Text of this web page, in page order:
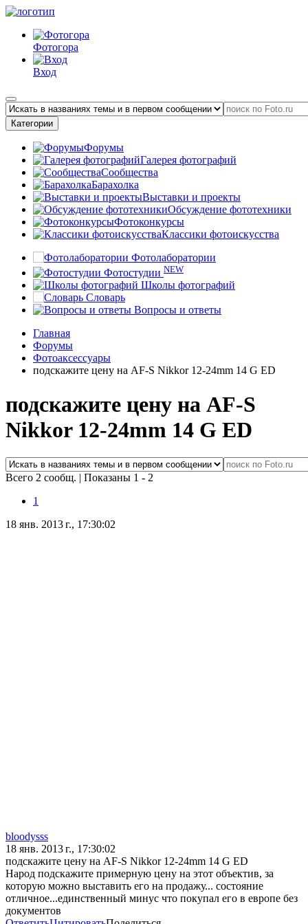
Фотогора
Вход
Категории
Форумы
Галерея фотографий
Сообщества
Барахолка
Выставки и проекты
Обсуждение фототехники
Фотоконкурсы
Классики фотоискусства
Фотолаборатории
Фотостудии NEW
Школы фотографий
Словарь
Вопросы и ответы
Главная
Форумы
Фотоаксессуары
подскажите цену на AF-S Nikkor 12-24mm 14 G ED
подскажите цену на AF-S
Nikkor 12-24mm 14 G ED
Всего 2 сообщ. | Показаны 1 - 2
1
18 янв. 2013 г., 17:30:02
bloodysss
18 янв. 2013 г., 17:30:02
подскажите цену на AF-S Nikkor 12-24mm 14 G ED
Народ подскажите примерную цену на этот объектив, за
которую можно выставить его на продажу... состояние
отличное...единственный минус что покупал его в европе без
документов